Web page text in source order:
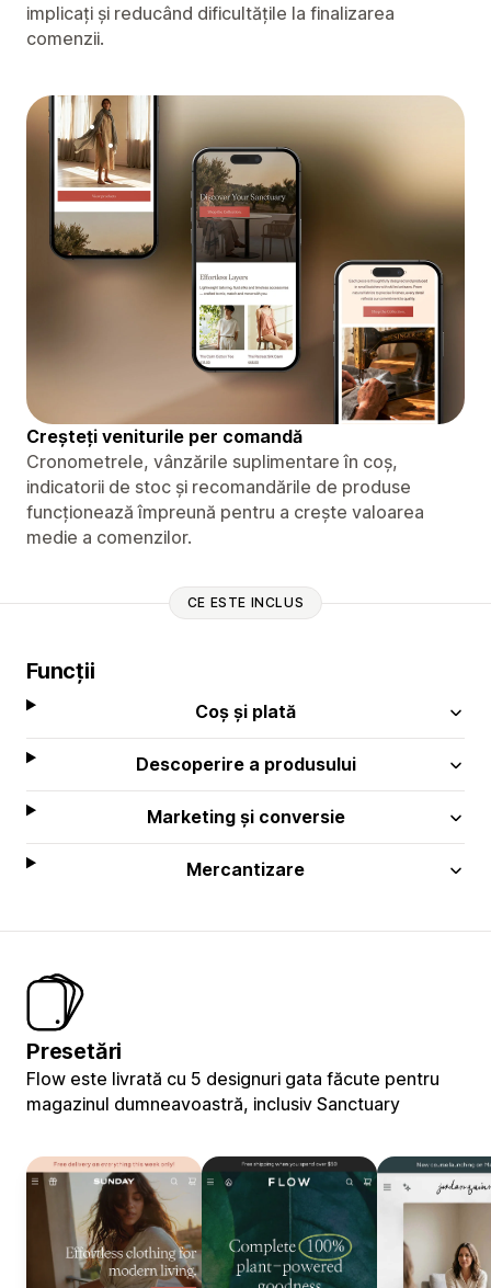
implicați și reducând dificultățile la finalizarea
comenzii.
Creșteți veniturile per comandă
Cronometrele, vânzările suplimentare în coș,
indicatorii de stoc și recomandările de produse
funcționează împreună pentru a crește valoarea
medie a comenzilor.
CE ESTE INCLUS
Funcții
Coș și plată
Descoperire a produsului
Marketing și conversie
Mercantizare
Presetări
Flow este livrată cu 5 designuri gata făcute pentru
magazinul dumneavoastră, inclusiv Sanctuary